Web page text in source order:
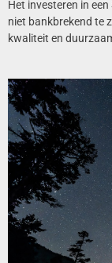
Het investeren in
niet bankbrekend te
kwaliteit en